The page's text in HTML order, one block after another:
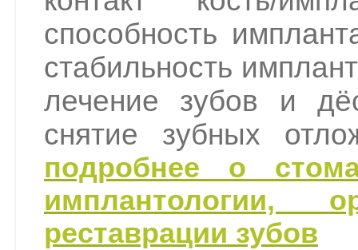
способность
стабильность
лечение зубов и
снятие зубных
подробнее о
имплантологии,
реставрации зубов